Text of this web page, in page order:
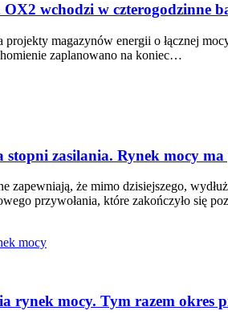
wchodzi w czterogodzinne
projekty magazynów energii o łącznej
zaplanowano na koniec…
zasilania. Rynek mocy ma
zapewniają, że mimo dzisiejszego,
przywołania, które zakończyło się
rynek mocy. Tym razem okres